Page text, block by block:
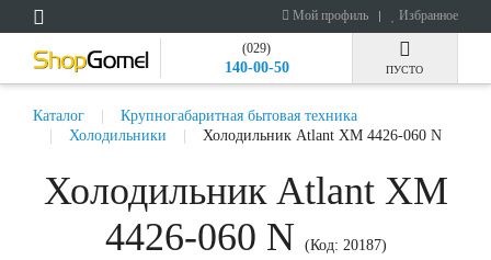
Мой профиль Избранное
(029)
140-00-50 ПУСТО
Каталог
Крупногабаритная бытовая техника
Холодильники
Холодильник Atlant ХМ 4426-060 N
Холодильник Atlant ХМ
4426-060 N (Код: 20187)